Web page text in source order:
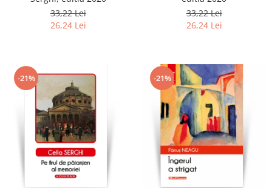
33,22 Lei
26,24 Lei
33,22 Lei
26,24 Lei
-21% -21%